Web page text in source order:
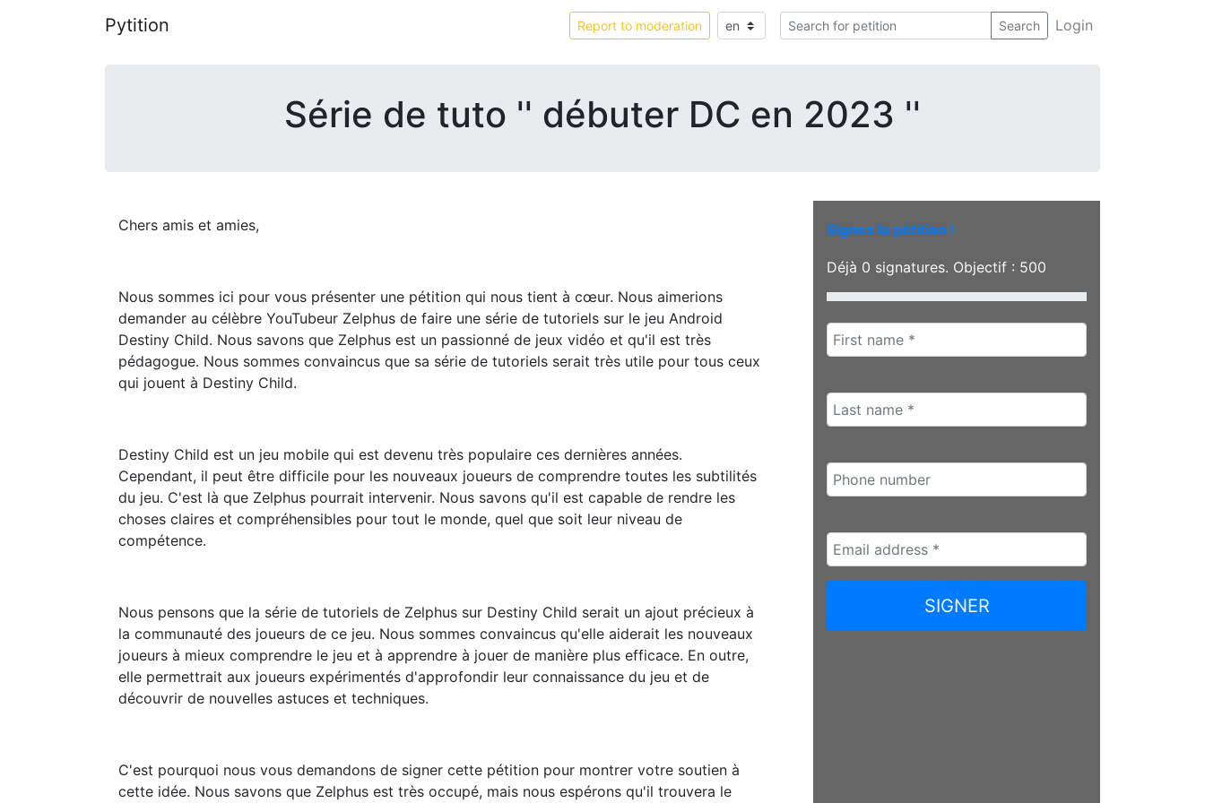
Pytition Report to moderation Search Login
Série de tuto '' débuter DC en 2023 ''
Signez la pétition !
Déjà 0 signatures. Objectif : 500
Chers amis et amies,
Nous sommes ici pour vous présenter une pétition qui nous tient à cœur. Nous aimerions
demander au célèbre YouTubeur Zelphus de faire une série de tutoriels sur le jeu Android
Destiny Child. Nous savons que Zelphus est un passionné de jeux vidéo et qu'il est très
pédagogue. Nous sommes convaincus que sa série de tutoriels serait très utile pour tous ceux
qui jouent à Destiny Child.
Destiny Child est un jeu mobile qui est devenu très populaire ces dernières années.
Cependant, il peut être difficile pour les nouveaux joueurs de comprendre toutes les subtilités
du jeu. C'est là que Zelphus pourrait intervenir. Nous savons qu'il est capable de rendre les
choses claires et compréhensibles pour tout le monde, quel que soit leur niveau de
compétence.
Nous pensons que la série de tutoriels de Zelphus sur Destiny Child serait un ajout précieux à
la communauté des joueurs de ce jeu. Nous sommes convaincus qu'elle aiderait les nouveaux
joueurs à mieux comprendre le jeu et à apprendre à jouer de manière plus efficace. En outre,
elle permettrait aux joueurs expérimentés d'approfondir leur connaissance du jeu et de
découvrir de nouvelles astuces et techniques.
C'est pourquoi nous vous demandons de signer cette pétition pour montrer votre soutien à
cette idée. Nous savons que Zelphus est très occupé, mais nous espérons qu'il trouvera le